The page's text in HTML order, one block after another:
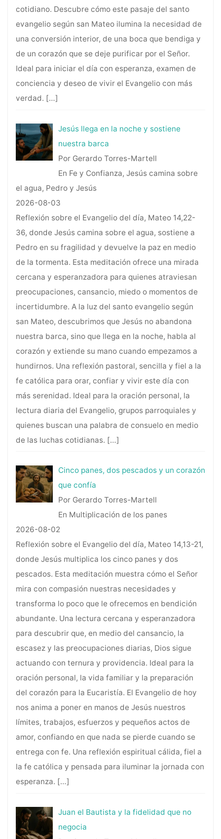
cotidiano. Descubre cómo este pasaje del santo
evangelio según san Mateo ilumina la necesidad de
una conversión interior, de una boca que bendiga y
de un corazón que se deje purificar por el Señor.
Ideal para iniciar el día con esperanza, examen de
conciencia y deseo de vivir el Evangelio con más
verdad. […]
Jesús llega en la noche y sostiene
nuestra barca
Por Gerardo Torres-Martell
En Fe y Confianza, Jesús camina sobre
el agua, Pedro y Jesús
2026-08-03
Reflexión sobre el Evangelio del día, Mateo 14,22-
36, donde Jesús camina sobre el agua, sostiene a
Pedro en su fragilidad y devuelve la paz en medio
de la tormenta. Esta meditación ofrece una mirada
cercana y esperanzadora para quienes atraviesan
preocupaciones, cansancio, miedo o momentos de
incertidumbre. A la luz del santo evangelio según
san Mateo, descubrimos que Jesús no abandona
nuestra barca, sino que llega en la noche, habla al
corazón y extiende su mano cuando empezamos a
hundirnos. Una reflexión pastoral, sencilla y fiel a la
fe católica para orar, confiar y vivir este día con
más serenidad. Ideal para la oración personal, la
lectura diaria del Evangelio, grupos parroquiales y
quienes buscan una palabra de consuelo en medio
de las luchas cotidianas. […]
Cinco panes, dos pescados y un corazón
que confía
Por Gerardo Torres-Martell
En Multiplicación de los panes
2026-08-02
Reflexión sobre el Evangelio del día, Mateo 14,13-21,
donde Jesús multiplica los cinco panes y dos
pescados. Esta meditación muestra cómo el Señor
mira con compasión nuestras necesidades y
transforma lo poco que le ofrecemos en bendición
abundante. Una lectura cercana y esperanzadora
para descubrir que, en medio del cansancio, la
escasez y las preocupaciones diarias, Dios sigue
actuando con ternura y providencia. Ideal para la
oración personal, la vida familiar y la preparación
del corazón para la Eucaristía. El Evangelio de hoy
nos anima a poner en manos de Jesús nuestros
límites, trabajos, esfuerzos y pequeños actos de
amor, confiando en que nada se pierde cuando se
entrega con fe. Una reflexión espiritual cálida, fiel a
la fe católica y pensada para iluminar la jornada con
esperanza. […]
Juan el Bautista y la fidelidad que no
negocia